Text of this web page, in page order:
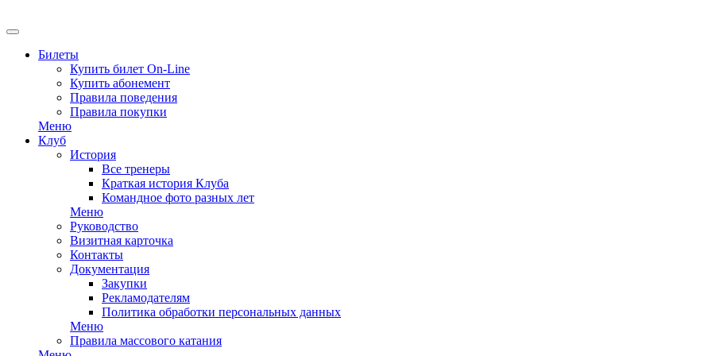
Билеты
Купить билет On-Line
Купить абонемент
Правила поведения
Правила покупки
Меню
Клуб
История
Все тренеры
Краткая история Клуба
Командное фото разных лет
Меню
Руководство
Визитная карточка
Контакты
Документация
Закупки
Рекламодателям
Политика обработки персональных данных
Меню
Правила массового катания